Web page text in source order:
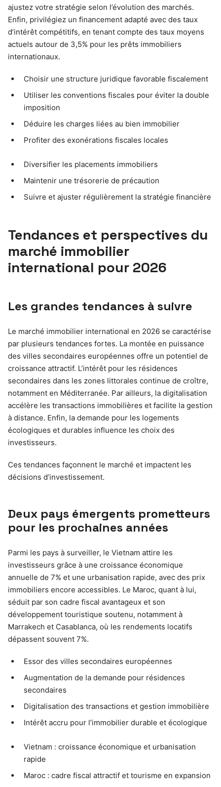
ajustez votre stratégie selon l’évolution des marchés.
Enfin, privilégiez un financement adapté avec des taux
d’intérêt compétitifs, en tenant compte des taux moyens
actuels autour de 3,5% pour les prêts immobiliers
internationaux.
Choisir une structure juridique favorable fiscalement
Utiliser les conventions fiscales pour éviter la double
imposition
Déduire les charges liées au bien immobilier
Profiter des exonérations fiscales locales
Diversifier les placements immobiliers
Maintenir une trésorerie de précaution
Suivre et ajuster régulièrement la stratégie financière
Tendances et perspectives du
marché immobilier
international pour 2026
Les grandes tendances à suivre
Le marché immobilier international en 2026 se caractérise
par plusieurs tendances fortes. La montée en puissance
des villes secondaires européennes offre un potentiel de
croissance attractif. L’intérêt pour les résidences
secondaires dans les zones littorales continue de croître,
notamment en Méditerranée. Par ailleurs, la digitalisation
accélère les transactions immobilières et facilite la gestion
à distance. Enfin, la demande pour les logements
écologiques et durables influence les choix des
investisseurs.
Ces tendances façonnent le marché et impactent les
décisions d’investissement.
Deux pays émergents prometteurs
pour les prochaines années
Parmi les pays à surveiller, le Vietnam attire les
investisseurs grâce à une croissance économique
annuelle de 7% et une urbanisation rapide, avec des prix
immobiliers encore accessibles. Le Maroc, quant à lui,
séduit par son cadre fiscal avantageux et son
développement touristique soutenu, notamment à
Marrakech et Casablanca, où les rendements locatifs
dépassent souvent 7%.
Essor des villes secondaires européennes
Augmentation de la demande pour résidences
secondaires
Digitalisation des transactions et gestion immobilière
Intérêt accru pour l’immobilier durable et écologique
Vietnam : croissance économique et urbanisation
rapide
Maroc : cadre fiscal attractif et tourisme en expansion